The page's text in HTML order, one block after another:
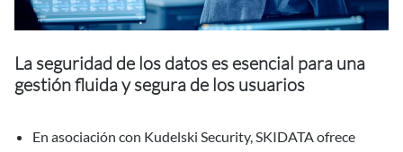
La seguridad de los datos es esencial para una
gestión fluida y segura de los usuarios
En asociación con Kudelski Security, SKIDATA ofrece